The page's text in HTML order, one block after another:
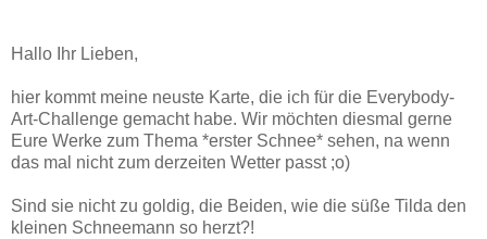
Hallo Ihr Lieben,
hier kommt meine neuste Karte, die ich für die Everybody-
Art-Challenge gemacht habe. Wir möchten diesmal gerne
Eure Werke zum Thema *erster Schnee* sehen, na wenn
das mal nicht zum derzeiten Wetter passt ;o)
Sind sie nicht zu goldig, die Beiden, wie die süße Tilda den
kleinen Schneemann so herzt?!